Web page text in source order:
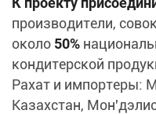
производители,
около 50%
кондитерской
Рахат и импортеры:
Казахстан,